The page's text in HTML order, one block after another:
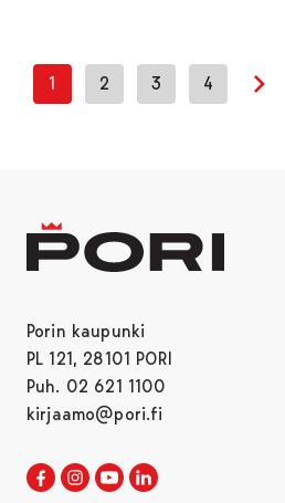
1 2 3 4
Porin kaupunki
PL 121, 28101 PORI
Puh. 02 621 1100
kirjaamo@pori.fi
Porin kaupunki Facebookissa
Avautuu uudessa välilehdessä
Porin kaupunki
Avautuu uudessa
Porin kaupunki
Avautuu uudessa